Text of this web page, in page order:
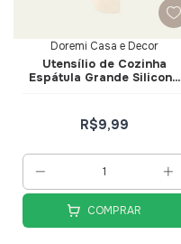
Doremi Casa e Decor
Utensílio de Cozinha
Espátula Grande Silicone
R$9,99
COMPRAR